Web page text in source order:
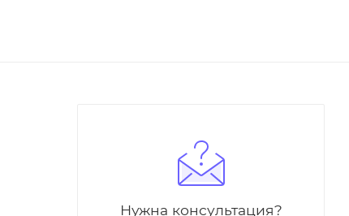
Нужна консультация?